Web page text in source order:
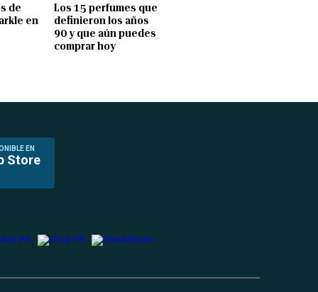
de
en
Los 15 perfumes que
definieron los años
90 y que aún puedes
comprar hoy
EN
Store